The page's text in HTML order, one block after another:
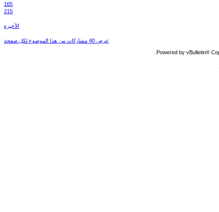
165
215
الأخيرة
عرض 40 مشاركات من هذا الموضوع لكل صفحة
Powered by vBulletin®